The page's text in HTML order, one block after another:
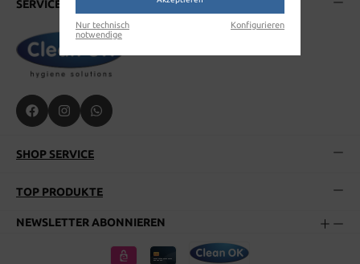
SERVICE-HOTLINE
SHOP SERVICE
TOP PRODUKTE
NEWSLETTER ABONNIEREN
Nur technisch
notwendige
Konfigurieren